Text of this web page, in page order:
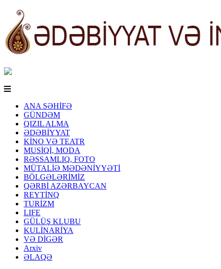
ANA SƏHİFƏ
GÜNDƏM
QIZIL ALMA
ƏDƏBİYYAT
KİNO VƏ TEATR
MUSİQİ, MODA
RƏSSAMLIQ, FOTO
MÜTALİƏ MƏDƏNİYYƏTİ
BÖLGƏLƏRİMİZ
QƏRBİ AZƏRBAYCAN
REYTİNQ
TURİZM
LIFE
GÜLÜŞ KLUBU
KULİNARİYA
VƏ DİGƏR
Arxiv
ƏLAQƏ